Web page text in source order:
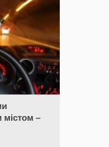
містом –